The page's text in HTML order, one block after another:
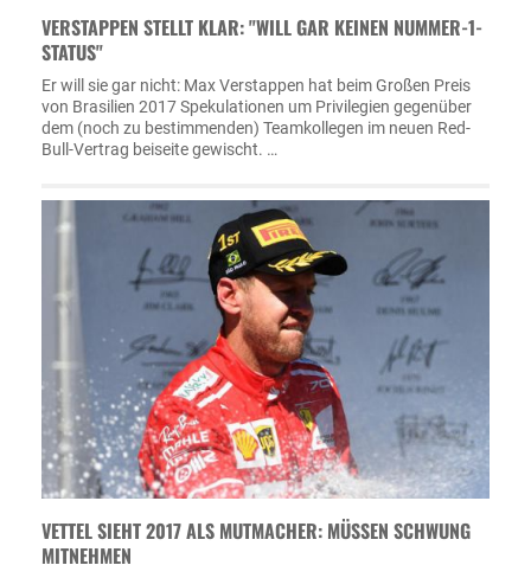
VERSTAPPEN STELLT KLAR: "WILL GAR KEINEN NUMMER-1-
STATUS"
Er will sie gar nicht: Max Verstappen hat beim Großen Preis
von Brasilien 2017 Spekulationen um Privilegien gegenüber
dem (noch zu bestimmenden) Teamkollegen im neuen Red-
Bull-Vertrag beiseite gewischt. …
VETTEL SIEHT 2017 ALS MUTMACHER: MÜSSEN SCHWUNG
MITNEHMEN